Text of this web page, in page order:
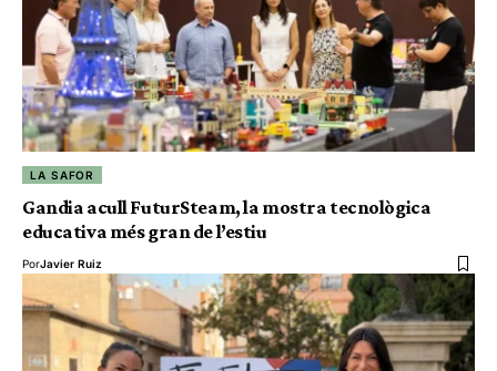
LA SAFOR
Gandia acull FuturSteam, la mostra tecnològica
educativa més gran de l’estiu
PorJavier Ruiz